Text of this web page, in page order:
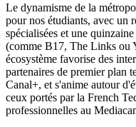
Le dynamisme de la
pour nos étudiants, avec un
spécialisées et une
(comme B17, The Links ou
écosystème favorise des
partenaires de premier plan
Canal+, et s'anime autour
ceux portés par la French
professionnelles au